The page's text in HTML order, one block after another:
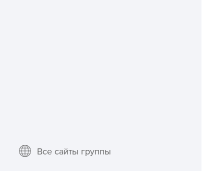
Все сайты группы